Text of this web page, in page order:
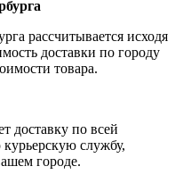
рассчитывается исходя
доставки по городу
товара.
доставку по всей
службу,
городе.